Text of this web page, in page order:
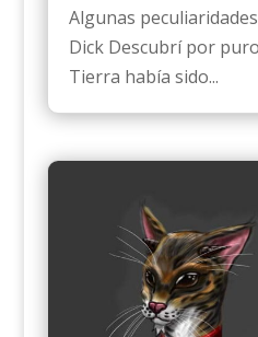
Algunas
Dick Descubrí por
Tierra había sido...